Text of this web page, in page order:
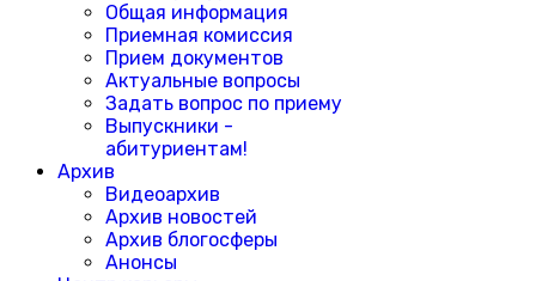
Общая информация
Приемная комиссия
Прием документов
Актуальные вопросы
Задать вопрос по приему
Выпускники -
абитуриентам!
Архив
Видеоархив
Архив новостей
Архив блогосферы
Анонсы